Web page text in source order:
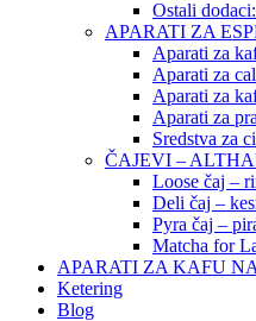
Ostali
APARATI ZA
Aparati za
Aparati za
Aparati za
Aparati za
Sredstva za
ČAJEVI –
Loose čaj –
Deli čaj –
Pyra čaj –
Matcha for
APARATI ZA KAFU
Ketering
Blog